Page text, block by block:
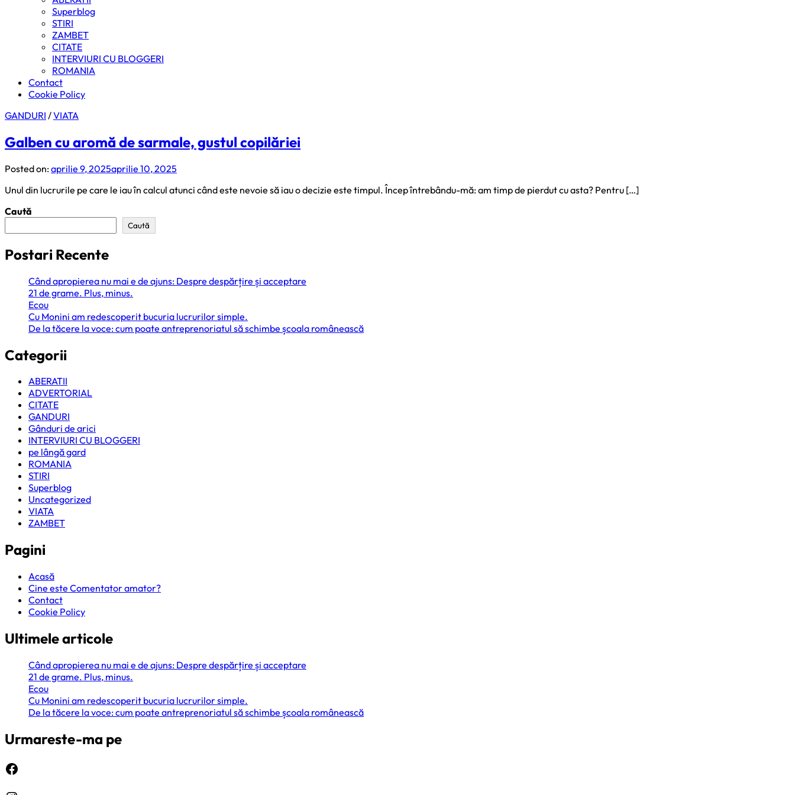
Superblog
STIRI
ZAMBET
CITATE
INTERVIURI CU BLOGGERI
ROMANIA
Contact
Cookie Policy
GANDURI /VIATA
Galben cu aromă de sarmale, gustul copilăriei
Posted on:aprilie 9, 2025aprilie 10, 2025
Unul din lucrurile pe care le iau în calcul atunci când este nevoie să iau o decizie este timpul. Încep întrebându-mă: am timp de pierdut cu asta? Pentru […]
Caută
Caută
Postari Recente
Când apropierea nu mai e de ajuns: Despre despărțire și acceptare
21 de grame. Plus, minus.
Ecou
Cu Monini am redescoperit bucuria lucrurilor simple.
De la tăcere la voce: cum poate antreprenoriatul să schimbe școala românească
Categorii
ABERATII
ADVERTORIAL
CITATE
GANDURI
Gânduri de arici
INTERVIURI CU BLOGGERI
pe lângă gard
ROMANIA
STIRI
Superblog
Uncategorized
VIATA
ZAMBET
Pagini
Acasă
Cine este Comentator amator?
Contact
Cookie Policy
Ultimele articole
Când apropierea nu mai e de ajuns: Despre despărțire și acceptare
21 de grame. Plus, minus.
Ecou
Cu Monini am redescoperit bucuria lucrurilor simple.
De la tăcere la voce: cum poate antreprenoriatul să schimbe școala românească
Urmareste-ma pe
Facebook